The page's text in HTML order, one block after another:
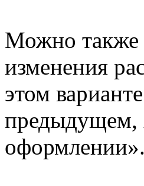
Можно также
изменения
этом
предыдущем,
оформлении».